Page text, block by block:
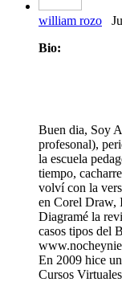
william rozo
Bio:
Buen dia, Soy
profesonal),
la escuela
tiempo,
volví con la
en Corel Draw,
Diagramé la
casos tipos del
En 2009 hice
Cursos